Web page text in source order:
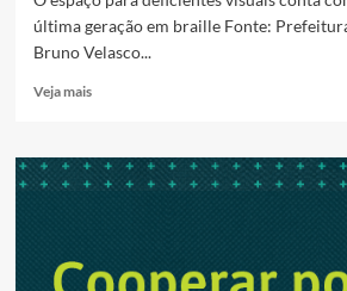
última geração em braille Fonte:
Bruno Velasco...
Veja maisRead
Biblioteca
Municipal
ampliação